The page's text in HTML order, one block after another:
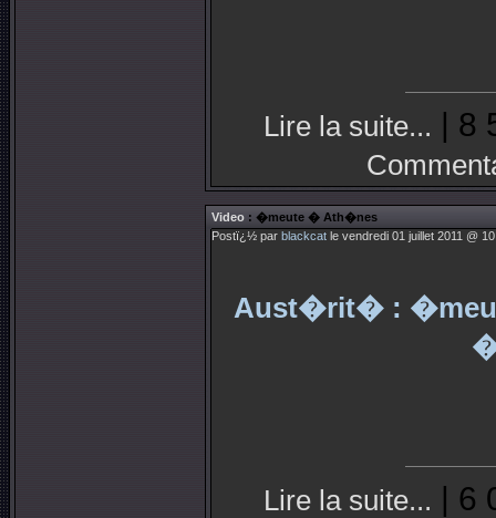
Lire la suite... | 8
Video : �meute � Ath�nes
Postï¿½ par blackcat le vendredi 01 juillet 2011 @
Aust�rit� :
Lire la suite... | 6